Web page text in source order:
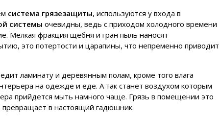
система грязезащиты, используются у входа в
системы очевидны, ведь с приходом холодного времени
Мелкая фракция щебня и гран пыль наносят
это потертости и царапины, что непременно приводит
ламинату и деревянным полам, кроме того влага
на одежде и еде. А так станет воздухом которым
прийдется мыть намного чаще. Грязь в помещении это
в настоящий гадюшник.